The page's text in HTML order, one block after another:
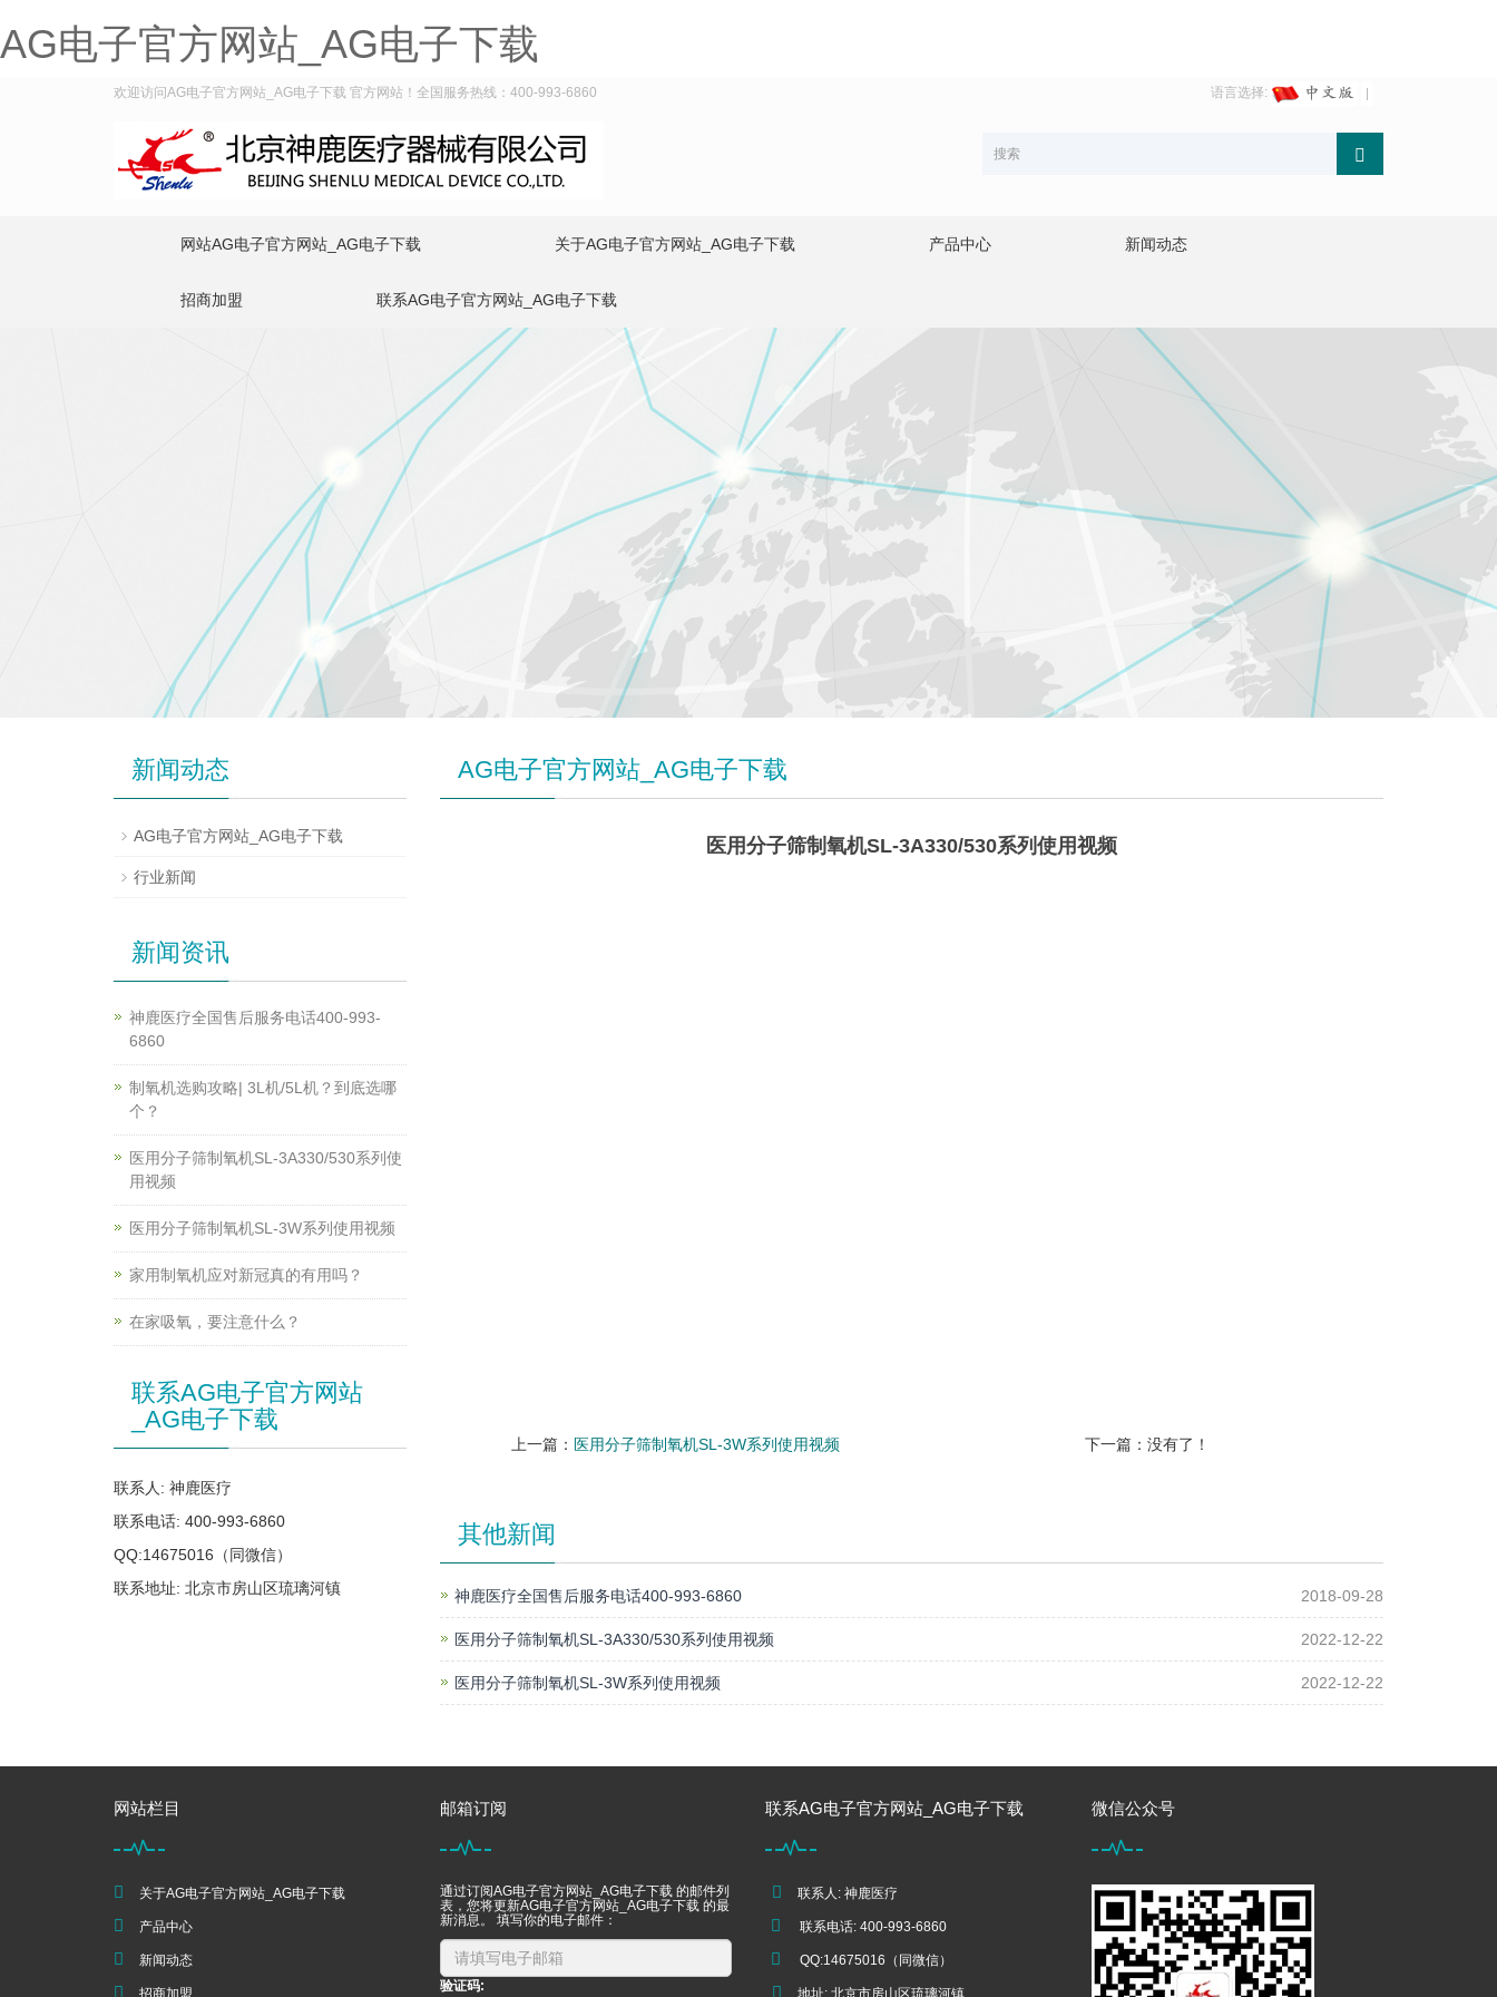
AG电子官方网站_AG电子下载
欢迎访问AG电子官方网站_AG电子下载 官方网站！全国服务热线：400-993-6860 语言选择:
网站AG电子官方网站_AG电子下载 关于AG电子官方网站_AG电子下载 产品中心 新闻动态
招商加盟 联系AG电子官方网站_AG电子下载
AG电子官方网站_AG电子下载
医用分子筛制氧机SL-3A330/530系列使用视频
上一篇： 医用分子筛制氧机SL-3W系列使用视频 下一篇：没有了！
其他新闻
神鹿医疗全国售后服务电话400-993-6860 2018-09-28
医用分子筛制氧机SL-3A330/530系列使用视频 2022-12-22
医用分子筛制氧机SL-3W系列使用视频 2022-12-22
新闻动态
AG电子官方网站_AG电子下载
行业新闻
新闻资讯
神鹿医疗全国售后服务电话400-993-
6860
制氧机选购攻略| 3L机/5L机？到底选哪
个？
医用分子筛制氧机SL-3A330/530系列使
用视频
医用分子筛制氧机SL-3W系列使用视频
家用制氧机应对新冠真的有用吗？
在家吸氧，要注意什么？
联系AG电子官方网站
_AG电子下载
联系人: 神鹿医疗
联系电话: 400-993-6860
QQ:14675016（同微信）
联系地址: 北京市房山区琉璃河镇
网站栏目
关于AG电子官方网站_AG电子下载
产品中心
新闻动态
招商加盟
邮箱订阅
通过订阅AG电子官方网站_AG电子下载 的邮件列
表，您将更新AG电子官方网站_AG电子下载 的最
新消息。 填写你的电子邮件：
验证码:
联系AG电子官方网站_AG电子下载
联系人: 神鹿医疗
联系电话: 400-993-6860
QQ:14675016（同微信）
地址: 北京市房山区琉璃河镇
微信公众号